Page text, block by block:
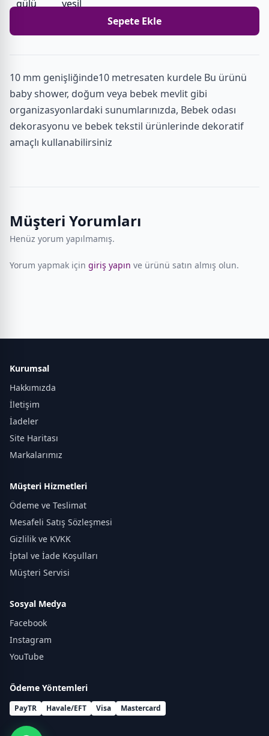
Sepete Ekle
10 mm genişliğinde10 metresaten kurdele Bu ürünü
baby shower, doğum veya bebek mevlit gibi
organizasyonlardaki sunumlarınızda, Bebek odası
dekorasyonu ve bebek tekstil ürünlerinde dekoratif
amaçlı kullanabilirsiniz
Müşteri Yorumları
Henüz yorum yapılmamış.
Yorum yapmak için giriş yapın ve ürünü satın almış olun.
Kurumsal
Hakkımızda
İletişim
İadeler
Site Haritası
Markalarımız
Müşteri Hizmetleri
Ödeme ve Teslimat
Mesafeli Satış Sözleşmesi
Gizlilik ve KVKK
İptal ve İade Koşulları
Müşteri Servisi
Sosyal Medya
Facebook
Instagram
YouTube
Ödeme Yöntemleri
PayTR Havale/EFT Visa Mastercard